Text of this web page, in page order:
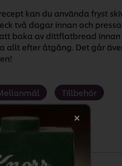
kan du använda fryst
två dagar innan och
baka av dittflatbread innan
allt efter åtgång. Det går
Tillbehör